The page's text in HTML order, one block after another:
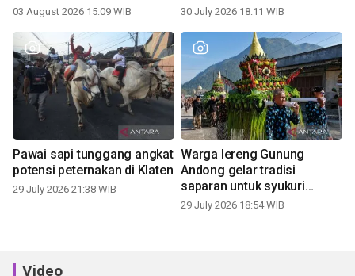
03 August 2026 15:09 WIB 30 July 2026 18:11 WIB
Pawai sapi tunggang angkat
potensi peternakan di Klaten
29 July 2026 21:38 WIB
Warga lereng Gunung
Andong gelar tradisi
saparan untuk syukuri
panen
29 July 2026 18:54 WIB
Video